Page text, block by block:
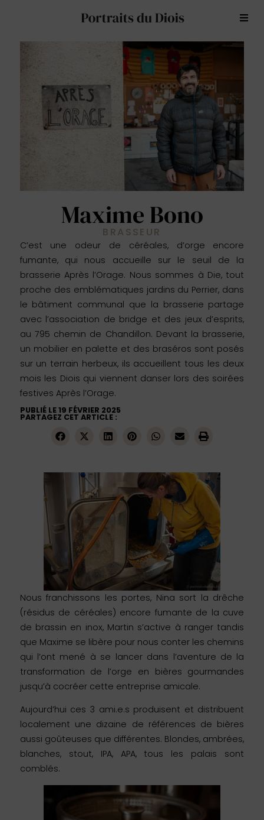
Maxime Bono
BRASSEUR
C’est une odeur de céréales, d’orge encore
fumante, qui nous accueille sur le seuil de la
brasserie Après l’Orage. Nous sommes à Die, tout
proche des emblématiques jardins du Perrier, dans
le bâtiment communal que la brasserie partage
avec l’association de bridge et des jeux d’esprits,
au 795 chemin de Chandillon. Devant la brasserie,
un mobilier en palette et des braséros sont posés
sur un terrain herbeux, ils accueillent tous les deux
mois les Diois qui viennent danser lors des soirées
festives Après l’Orage.
PUBLIÉ LE 19 FÉVRIER 2025
PARTAGEZ CET ARTICLE :
Nous franchissons les portes, Nina sort la drêche
(résidus de céréales) encore fumante de la cuve
de brassin en inox, Martin s’active à ranger tandis
que Maxime se libère pour nous conter les chemins
qui l’ont mené à se lancer dans l’aventure de la
transformation de l’orge en bières gourmandes
jusqu’à cocréer cette entreprise amicale.
Aujourd’hui ces 3 ami.e.s produisent et distribuent
localement une dizaine de références de bières
aussi goûteuses que différentes. Blondes, ambrées,
blanches, stout, IPA, APA, tous les palais sont
comblés.